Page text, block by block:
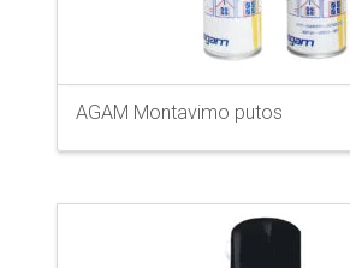
AGAM Montavimo putos